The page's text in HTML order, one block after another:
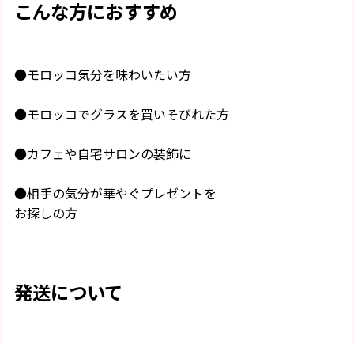
こんな方におすすめ
●モロッコ気分を味わいたい方
●モロッコでグラスを買いそびれた方
●カフェや自宅サロンの装飾に
●相手の気分が華やぐプレゼントを
お探しの方
発送について